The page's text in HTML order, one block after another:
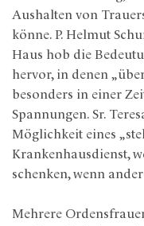
Aushalten von
könne. P. Helmut
Haus hob die
hervor, in denen
besonders in einer
Spannungen. Sr.
Möglichkeit eines
Krankenhausdienst,
schenken, wenn
Mehrere